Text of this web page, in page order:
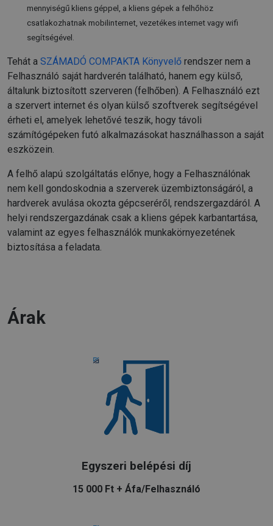
mennyiségű kliens géppel, a kliens gépek a felhőhöz
csatlakozhatnak mobilinternet, vezetékes internet vagy wifi
segítségével.
Tehát a SZÁMADÓ COMPAKTA Könyvelő rendszer nem a
Felhasználó saját hardverén található, hanem egy külső,
általunk biztosított szerveren (felhőben). A Felhasználó ezt
a szervert internet és olyan külső szoftverek segítségével
érheti el, amelyek lehetővé teszik, hogy távoli
számítógépeken futó alkalmazásokat használhasson a saját
eszközein.
A felhő alapú szolgáltatás előnye, hogy a Felhasználónak
nem kell gondoskodnia a szerverek üzembiztonságáról, a
hardverek avulása okozta gépcseréről, rendszergazdáról. A
helyi rendszergazdának csak a kliens gépek karbantartása,
valamint az egyes felhasználók munkakörnyezetének
biztosítása a feladata.
Árak
Egyszeri belépési díj
15 000 Ft + Áfa/Felhasználó